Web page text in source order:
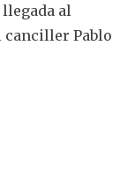
al
canciller Pablo